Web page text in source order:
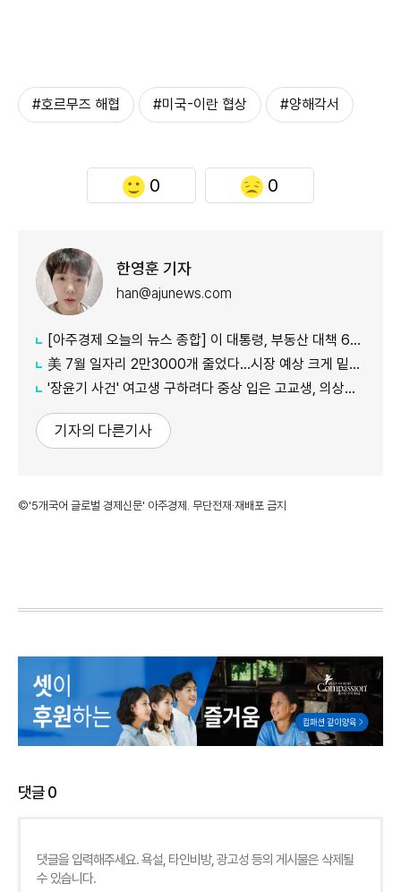
#호르무즈 해협 #미국-이란 협상 #양해각서
0 0
한영훈 기자
han@ajunews.com
[아주경제 오늘의 뉴스 종합] 이 대통령, 부동산 대책 6시간 점검…"기존 방식 벗어나 과감히 실행" 外
美 7월 일자리 2만3000개 줄었다…시장 예상 크게 밑돈 '고용 쇼크'
'장윤기 사건' 여고생 구하려다 중상 입은 고교생, 의상자 인정
기자의 다른기사
©'5개국어 글로벌 경제신문' 아주경제. 무단전재·재배포 금지
댓글0